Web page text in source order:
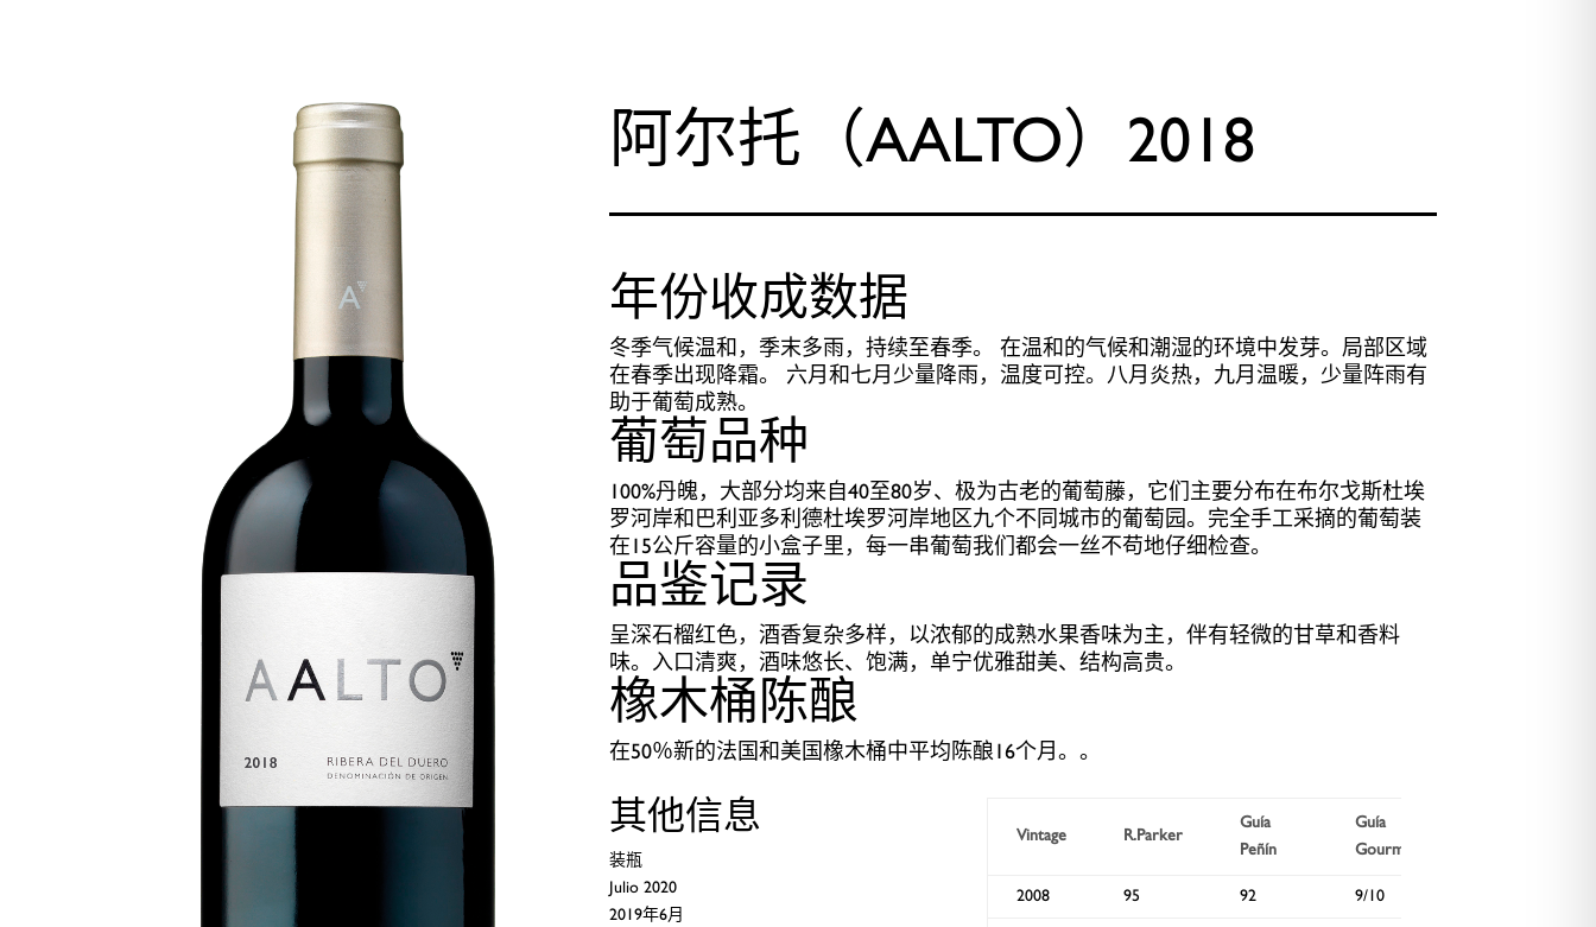
阿尔托（AALTO）2018
年份收成数据
冬季气候温和，季末多雨，持续至春季。 在温和的气候和潮湿的环境中发芽。局部区域
在春季出现降霜。 六月和七月少量降雨，温度可控。八月炎热，九月温暖，少量阵雨有
助于葡萄成熟。
葡萄品种
100%丹魄，大部分均来自40至80岁、极为古老的葡萄藤，它们主要分布在布尔戈斯杜埃
罗河岸和巴利亚多利德杜埃罗河岸地区九个不同城市的葡萄园。完全手工采摘的葡萄装
在15公斤容量的小盒子里，每一串葡萄我们都会一丝不苟地仔细检查。
品鉴记录
呈深石榴红色，酒香复杂多样，以浓郁的成熟水果香味为主，伴有轻微的甘草和香料
味。入口清爽，酒味悠长、饱满，单宁优雅甜美、结构高贵。
橡木桶陈酿
在50％新的法国和美国橡木桶中平均陈酿16个月。。
其他信息
装瓶
Julio 2020
2019年6月
Vintage R.Parker
Guía
Peñín
Guía
Gourmets
2008 95 92 9/10